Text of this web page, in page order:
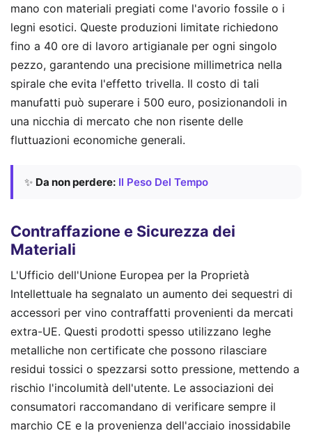
mano con materiali pregiati come l'avorio fossile o i
legni esotici. Queste produzioni limitate richiedono
fino a 40 ore di lavoro artigianale per ogni singolo
pezzo, garantendo una precisione millimetrica nella
spirale che evita l'effetto trivella. Il costo di tali
manufatti può superare i 500 euro, posizionandoli in
una nicchia di mercato che non risente delle
fluttuazioni economiche generali.
✨ Da non perdere: Il Peso Del Tempo
Contraffazione e Sicurezza dei
Materiali
L'Ufficio dell'Unione Europea per la Proprietà
Intellettuale ha segnalato un aumento dei sequestri di
accessori per vino contraffatti provenienti da mercati
extra-UE. Questi prodotti spesso utilizzano leghe
metalliche non certificate che possono rilasciare
residui tossici o spezzarsi sotto pressione, mettendo a
rischio l'incolumità dell'utente. Le associazioni dei
consumatori raccomandano di verificare sempre il
marchio CE e la provenienza dell'acciaio inossidabile